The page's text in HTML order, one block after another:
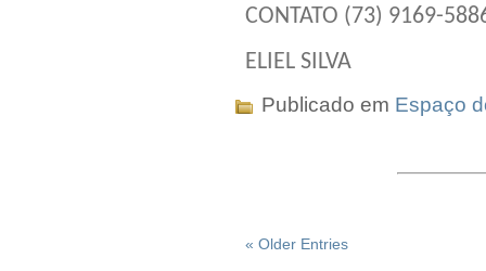
CONTATO (73) 9169-
ELIEL SILVA
Publicado em Espaço
« Older Entries